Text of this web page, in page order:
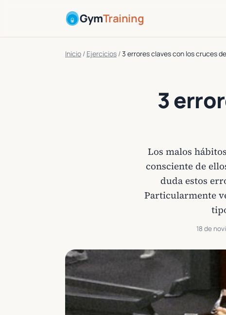
GymTraining
Inicio / Ejercicios /3 errores claves con los cruces
3
Los malos
consciente de
duda estos
Particularmente
18 de